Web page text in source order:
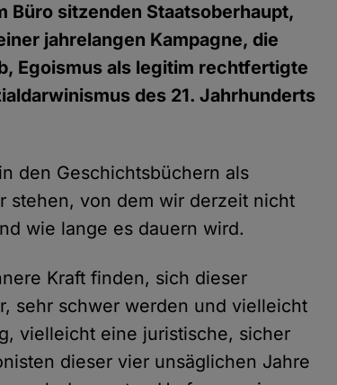
Büro sitzenden Staatsoberhaupt,
jahrelangen Kampagne, die
Egoismus als legitim rechtfertigte
des 21. Jahrhunderts
den Geschichtsbüchern als
stehen, von dem wir derzeit nicht
wie lange es dauern wird.
Kraft finden, sich dieser
sehr schwer werden und vielleicht
vielleicht eine juristische, sicher
dieser vier unsäglichen Jahre